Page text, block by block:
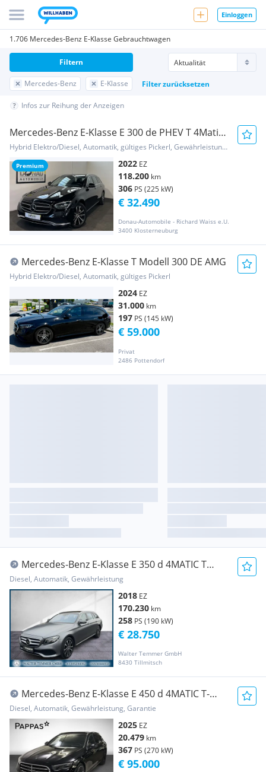
Einloggen
1.706 Mercedes-Benz E-Klasse Gebrauchtwagen
Mercedes-Benz E-Klasse Filter zurücksetzen
Filtern
Infos zur Reihung der Anzeigen
Premium
Mercedes-Benz E-Klasse E 300 de PHEV T 4Matic
Aut. Avantgarde * ACC *...
Hybrid Elektro/Diesel, Automatik, gültiges Pickerl, Gewährleistung, Garantie
2022 EZ
118.200 km
306 PS (225 kW)
Donau-Automobile - Richard Waiss e.U.
3400 Klosterneuburg
€ 32.490
Mercedes-Benz E-Klasse T Modell 300 DE AMG
Hybrid Elektro/Diesel, Automatik, gültiges Pickerl
2024 EZ
31.000 km
197 PS (145 kW)
Privat
2486 Pottendorf
€ 59.000
Mercedes-Benz E-Klasse E 350 d 4MATIC T
Magno AIR AHV HeadUp PANO
Diesel, Automatik, Gewährleistung
2018 EZ
170.230 km
258 PS (190 kW)
Walter Temmer GmbH
8430 Tillmitsch
€ 28.750
Mercedes-Benz E-Klasse E 450 d 4MATIC T-
Modell Totw LED Distr PTS Pano
Diesel, Automatik, Gewährleistung, Garantie
2025 EZ
20.479 km
367 PS (270 kW)
€ 95.000